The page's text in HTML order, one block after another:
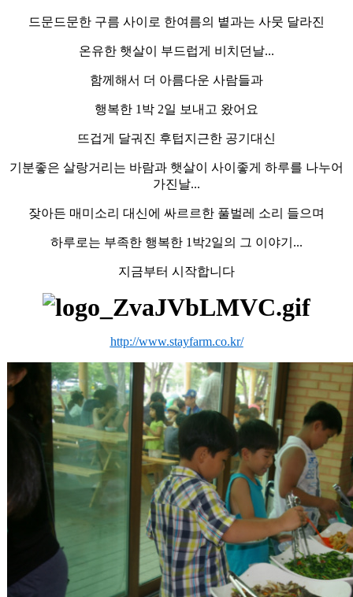
드문드문한 구름 사이로 한여름의 볕과는 사뭇 달라진
온유한 햇살이 부드럽게 비치던날...
함께해서 더 아름다운 사람들과
행복한 1박 2일 보내고 왔어요
뜨겁게 달궈진 후텁지근한 공기대신
기분좋은 살랑거리는 바람과 햇살이 사이좋게 하루를 나누어
가진날...
잦아든 매미소리 대신에 싸르르한 풀벌레 소리 들으며
하루로는 부족한 행복한 1박2일의 그 이야기...
지금부터 시작합니다
http://www.stayfarm.co.kr/